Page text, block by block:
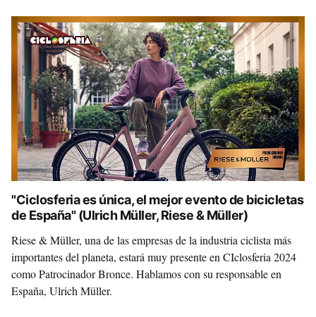
"Ciclosferia es única, el mejor evento de bicicletas
de España" (Ulrich Müller, Riese & Müller)
Riese & Müller, una de las empresas de la industria ciclista más
importantes del planeta, estará muy presente en CIclosferia 2024
como Patrocinador Bronce. Hablamos con su responsable en
España, Ulrich Müller.